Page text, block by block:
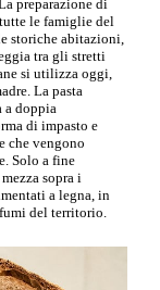
preparazione di
le famiglie del
storiche abitazioni,
tra gli stretti
si utilizza oggi,
La pasta
a doppia
di impasto e
che vengono
Solo a fine
sopra i
a legna, in
del territorio.